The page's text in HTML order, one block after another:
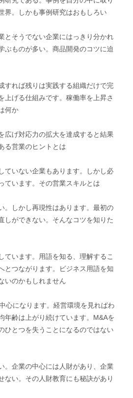
界。しかも事例研究はおもしろい
とそうでない企業にはっきり分かれ
ぶものが多い。商品開発のコツに迫
すれば残りは実践する組織だけで完
上げる仕組みです。稼働率を上昇さ
何か
広げ対応力の拡大を達成すると結果
る営業のヒントとは
ていない企業もあります。しかし必
ています。その営業スキルとは
。しかし再現性はあります。最初の
しができない。そんなコツを知りた
います。用語を知る、理解するこ
とつながります。ビジネス用語を知
いのかもしれません
心になります。経営環境を見ればわ
年齢は上がり続けています。M&Aを
ひとつを失うことになるのではない
。企業の中心には人財があり、企業
ない。その人財教育にも秘訣があり